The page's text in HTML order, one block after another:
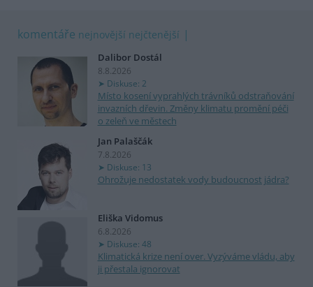
komentáře nejnovější nejčtenější
Dalibor Dostál
8.8.2026
Diskuse: 2
Místo kosení vyprahlých trávníků odstraňování
invazních dřevin. Změny klimatu promění péči
o zeleň ve městech
Jan Palaščák
7.8.2026
Diskuse: 13
Ohrožuje nedostatek vody budoucnost jádra?
Eliška Vidomus
6.8.2026
Diskuse: 48
Klimatická krize není over. Vyzýváme vládu, aby
ji přestala ignorovat